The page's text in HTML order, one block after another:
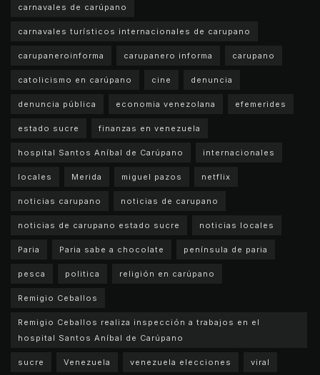
carnavales de carúpano
carnavales turísticos internacionales de carupano
carupaneroinforma carupanero informa carupano
catolicismo en carúpano cine denuncia
denuncia pública economia venezolana efemerides
estado sucre finanzas en venezuela
hospital Santos Aníbal de Carúpano internacionales
locales Merida miguel pazos netflix
noticias carupano noticias de carupano
noticias de carupano estado sucre noticias locales
Paria Paria sabe a chocolate península de paria
pesca politica religión en carúpano
Remigio Ceballos
Remigio Ceballos realiza inspección a trabajos en el
hospital Santos Aníbal de Carúpano
sucre Venezuela venezuela elecciones viral